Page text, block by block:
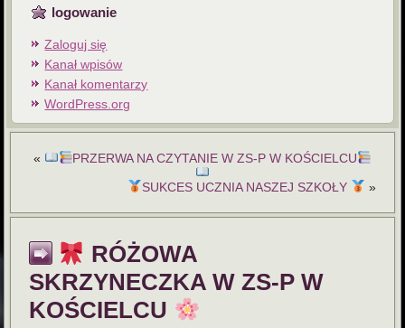
logowanie
Zaloguj się
Kanał wpisów
Kanał komentarzy
WordPress.org
«
PRZERWA NA CZYTANIE W ZS-P W KOŚCIELCU
SUKCES UCZNIA NASZEJ SZKOŁY
»
RÓŻOWA
SKRZYNECZKA W ZS-P W
KOŚCIELCU